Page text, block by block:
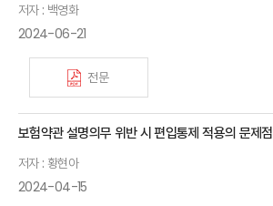
저자 : 백영화
2024-06-21
전문
보험약관 설명의무 위반 시 편입통제 적용의 문제점
저자 : 황현아
2024-04-15